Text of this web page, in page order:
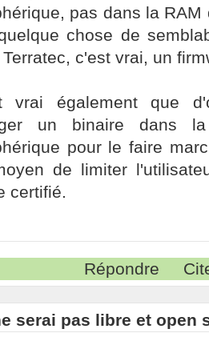
pas dans la
chose de
Terratec, c'est vrai, un
vrai également que
un binaire dans
pour le faire
de limiter
certifié.
Répondre
serai pas libre et open